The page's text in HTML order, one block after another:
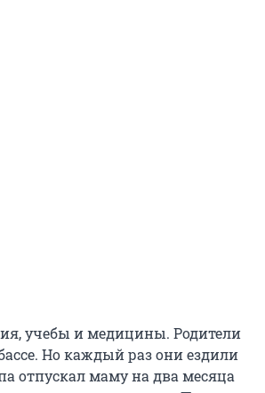
учебы и медицины. Родители
Но каждый раз они ездили
отпускал маму на два месяца